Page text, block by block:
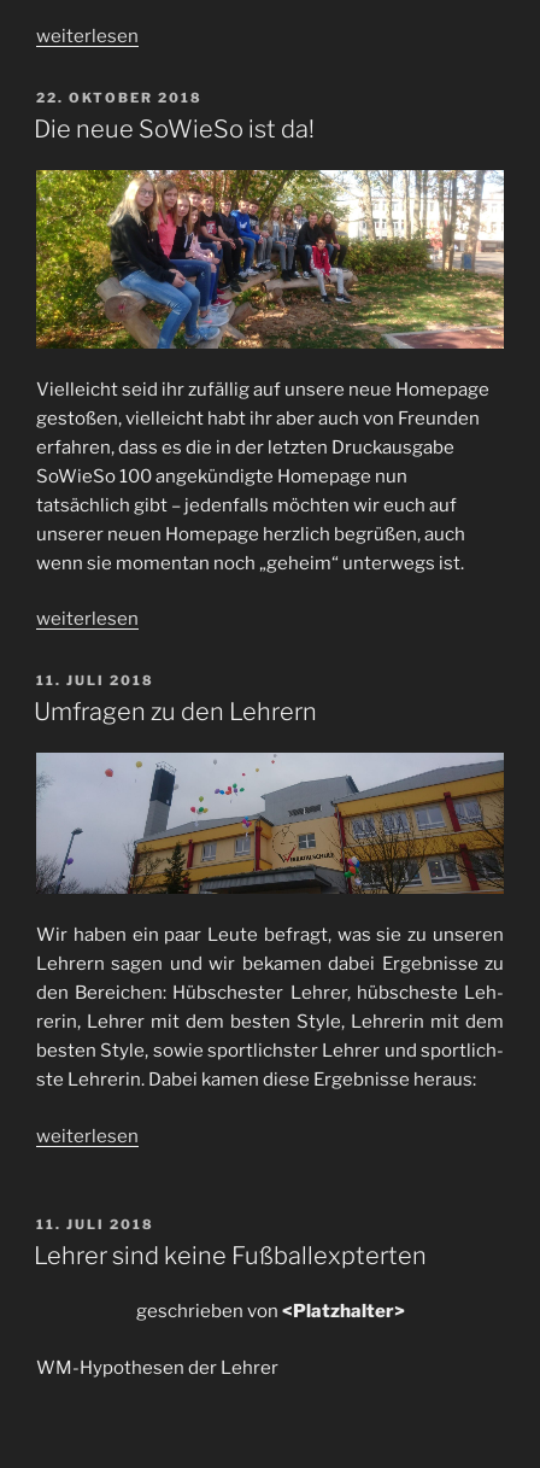
„Torsten,
Jr.
Olaf“
weiterlesen
VERÖFFENTLICHT
AM
22. OKTOBER 2018
Die neue SoWieSo ist da!
Vielleicht seid ihr zufällig auf unsere neue Homepage
gestoßen, vielleicht habt ihr aber auch von Freunden
erfahren, dass es die in der letzten Druckausgabe
SoWieSo 100 angekündigte Homepage nun
tatsächlich gibt – jedenfalls möchten wir euch auf
unserer neuen Homepage herzlich begrüßen, auch
wenn sie momentan noch „geheim“ unterwegs ist.
„Die
SoWieSo
ist
weiterlesen
VERÖFFENTLICHT
AM
11. JULI 2018
Umfragen zu den Lehrern
Wir ha­ben ein paar Leu­te be­fragt, was sie zu un­seren
Leh­rern sa­gen und wir beka­men da­bei Er­geb­nisse zu
den Be­rei­chen: Hüb­sches­ter Leh­rer, hüb­sches­te Leh­
rerin, Leh­rer mit dem bes­ten Style, Leh­rerin mit dem
bes­ten Style, so­wie sport­lichs­ter Leh­rer und spor­tlich­
ste Leh­rerin. Da­bei ka­men die­se Er­geb­nisse heraus:
„Umfragen
Lehrern“
weiterlesen
VERÖFFENTLICHT
AM
11. JULI 2018
Lehrer sind keine Fußballexpterten
geschrieben von <Platzhalter>
WM-Hypothesen der Lehrer